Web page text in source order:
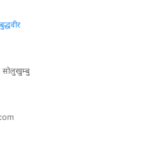
बुद्धवीर
सोलुखुम्बु